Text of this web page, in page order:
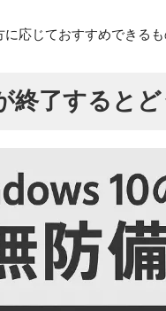
応じておすすめできる
終了すると